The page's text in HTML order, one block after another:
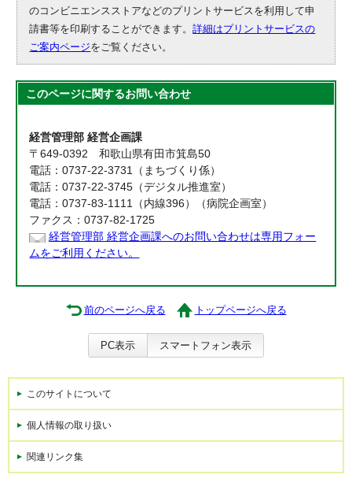
のコンビニエンスストアなどのプリントサービスを利用して申
請書等を印刷することができます。詳細はプリントサービスの
ご案内ページをご覧ください。
このページに関するお問い合わせ
経営管理部 経営企画課
〒649-0392 和歌山県有田市箕島50
電話：0737-22-3731（まちづくり係）
電話：0737-22-3745（デジタル推進室）
電話：0737-83-1111（内線396）（病院企画室）
ファクス：0737-82-1725
経営管理部 経営企画課へのお問い合わせは専用フォー
ムをご利用ください。
前のページへ戻る トップページへ戻る
PC表示 スマートフォン表示
このサイトについて
個人情報の取り扱い
関連リンク集